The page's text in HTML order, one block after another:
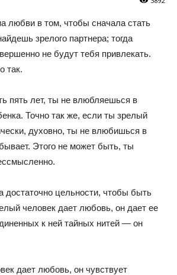
любви в том, чтобы сначала стать
зрелого партнера; тогда
не будут тебя привлекать.
так.
пять лет, ты не влюбляешься в
Точно так же, если ты зрелый
духовно, ты не влюбишься в
Этого не может быть, ты
достаточно цельности, чтобы быть
человек дает любовь, он дает ее
к ней тайных нитей — он
дает любовь, он чувствует